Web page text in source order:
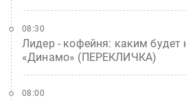
Лидер - кофейня: каким будет
«Динамо» (ПЕРЕКЛИЧКА)
08:30
08:00